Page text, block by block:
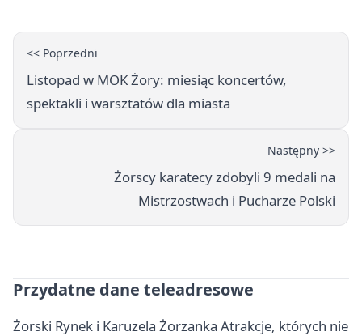
<< Poprzedni
Listopad w MOK Żory: miesiąc koncertów,
spektakli i warsztatów dla miasta
Następny >>
Żorscy karatecy zdobyli 9 medali na
Mistrzostwach i Pucharze Polski
Przydatne dane teleadresowe
Żorski Rynek i Karuzela Żorzanka Atrakcje, których nie